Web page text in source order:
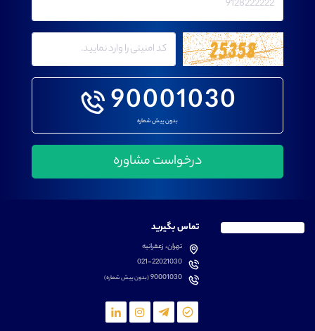
90001030
بدون پیش شماره
تماس بگیرید
تهران، زعفرانیه
021-22021030
90001030(بدون پیش شماره)